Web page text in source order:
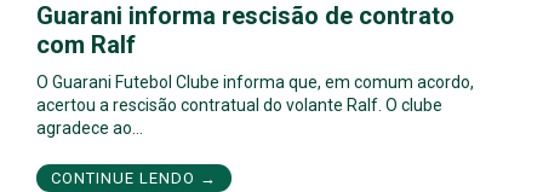
Guarani informa rescisão de contrato
com Ralf
O Guarani Futebol Clube informa que, em comum acordo,
acertou a rescisão contratual do volante Ralf. O clube
agradece ao…
CONTINUE LENDO →